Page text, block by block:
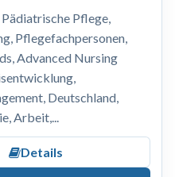
Pflege,
Pflegefachpersonen,
Advanced Nursing
Deutschland,
Arbeit,...
Details